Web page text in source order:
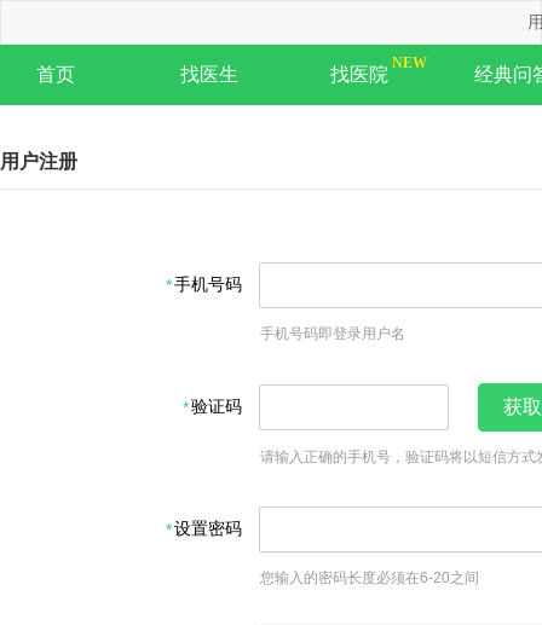
首页 找医生 找医院 经典问
用户注册
手机号码
手机号码即登录用户名
验证码 获
请输入正确的手机号，验证码将以短信方式
设置密码
您输入的密码长度必须在6-20之间